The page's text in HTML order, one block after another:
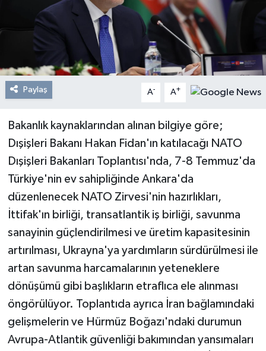
Paylaş A- A+
Bakanlık kaynaklarından alınan bilgiye göre;
Dışişleri Bakanı Hakan Fidan'ın katılacağı NATO
Dışişleri Bakanları Toplantısı'nda, 7-8 Temmuz'da
Türkiye'nin ev sahipliğinde Ankara'da
düzenlenecek NATO Zirvesi'nin hazırlıkları,
İttifak'ın birliği, transatlantik iş birliği, savunma
sanayinin güçlendirilmesi ve üretim kapasitesinin
artırılması, Ukrayna'ya yardımların sürdürülmesi ile
artan savunma harcamalarının yeteneklere
dönüşümü gibi başlıkların etraflıca ele alınması
öngörülüyor. Toplantıda ayrıca İran bağlamındaki
gelişmelerin ve Hürmüz Boğazı'ndaki durumun
Avrupa-Atlantik güvenliği bakımından yansımaları